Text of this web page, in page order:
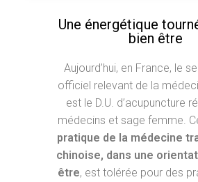
Une énergétique
bien être
Aujourd’hui, en France, le
officiel relevant de la
est le D.U. d’acupuncture
médecins et sage femme.
pratique de la médecine
chinoise, dans une
être, est tolérée pour des